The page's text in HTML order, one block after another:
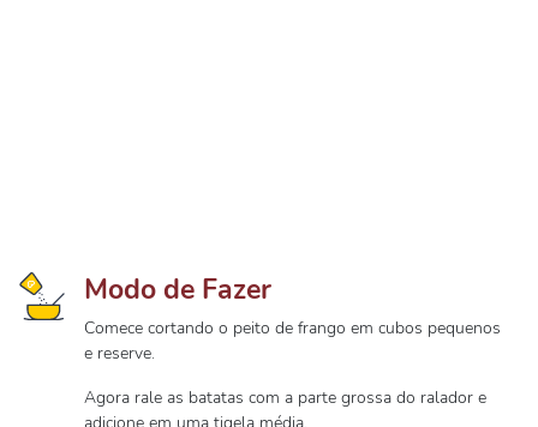
Modo de Fazer
Comece cortando o peito de frango em cubos pequenos
e reserve.
Agora rale as batatas com a parte grossa do ralador e